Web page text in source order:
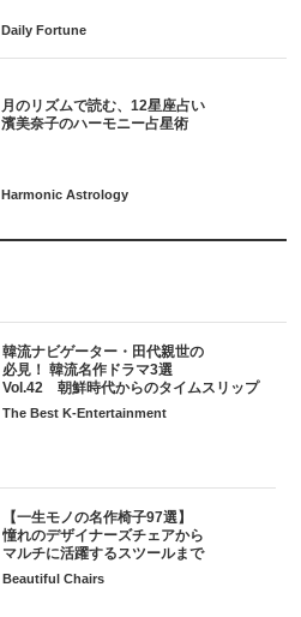
月のリズムで読む、12星座占い
韓流ナビゲーター・田代親世の
必見！ 韓流名作ドラマ3選
Vol.42 朝鮮時代からのタイムスリップ
The Best K-Entertainment
【一生モノの名作椅子97選】
憧れのデザイナーズチェアから
マルチに活躍するスツールまで
Beautiful Chairs